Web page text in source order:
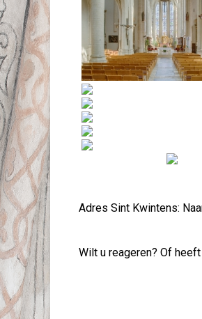
Adres Sint Kwintens:
Wilt u reageren? Of